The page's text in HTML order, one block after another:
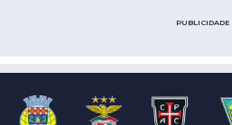
PUBLICIDADE